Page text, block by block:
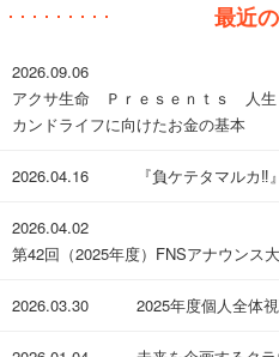
最近
2026.09.06
アクサ生命 Ｐｒｅｓｅｎｔｓ 人生
カンドライフに向けたお金の基本
2026.04.16 『負ケテタマルカ
2026.04.02
第42回（2025年度）FNSアナウンス
2026.03.30 ​2025年度個人全体